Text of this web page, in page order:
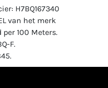
H7BQ167340
van het merk
100 Meters.
F.